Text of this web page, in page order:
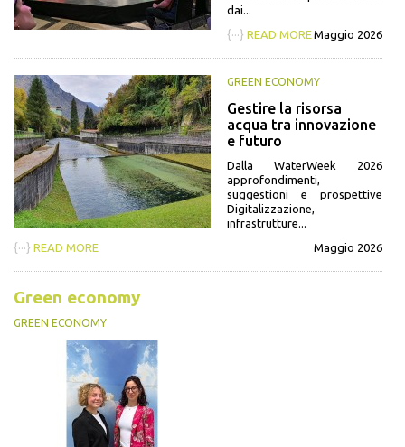
dai...
{···} READ MOREMaggio 2026
GREEN ECONOMY
Gestire la risorsa
acqua tra innovazione
e futuro
Dalla WaterWeek 2026
approfondimenti,
suggestioni e prospettive
Digitalizzazione,
infrastrutture...
{···} READ MORE Maggio 2026
Green economy
GREEN ECONOMY